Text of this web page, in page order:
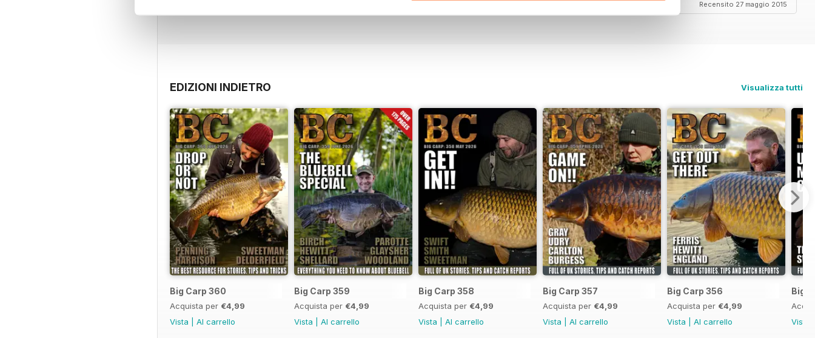
Recensito 27 maggio 2015
EDIZIONI INDIETRO Visualizza tutti
Big Carp 360
Acquista per €4,99
Vista
Al carrello
Big Carp 359
Acquista per €4,99
Vista
Al carrello
Big Carp 358
Acquista per €4,99
Vista
Al carrello
Big Carp 357
Acquista per €4,99
Vista
Al carrello
Big Carp 356
Acquista per €4,99
Vista
Al carrello
Big
Vista